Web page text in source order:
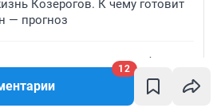
12
Козерогов. К чему готовит
— прогноз
заполонили Екатеринбург:
массово оставили жен без